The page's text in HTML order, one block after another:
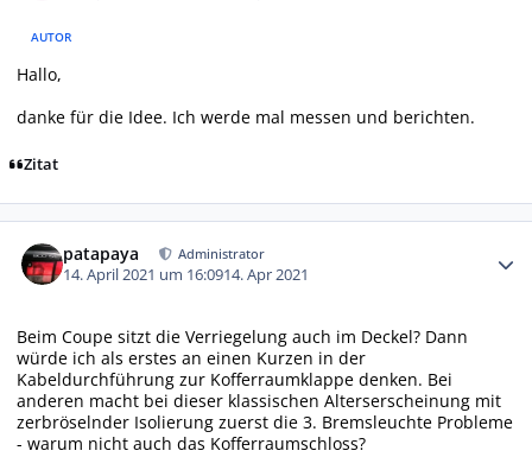
AUTOR
Hallo,
danke für die Idee. Ich werde mal messen und berichten.
Zitat
patapaya Administrator
14. April 2021 um 16:0914. Apr 2021
Beim Coupe sitzt die Verriegelung auch im Deckel? Dann
würde ich als erstes an einen Kurzen in der
Kabeldurchführung zur Kofferraumklappe denken. Bei
anderen macht bei dieser klassischen Alterserscheinung mit
zerbröselnder Isolierung zuerst die 3. Bremsleuchte Probleme
- warum nicht auch das Kofferraumschloss?